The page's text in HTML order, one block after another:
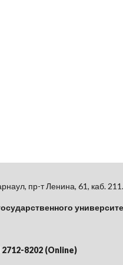
пр-т Ленина, 61, каб. 211.
8202 (Online)